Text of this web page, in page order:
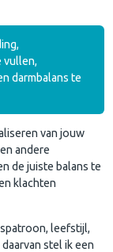
vullen,
darmbalans te
van jouw
andere
de juiste balans te
klachten
leefstijl,
stel ik een